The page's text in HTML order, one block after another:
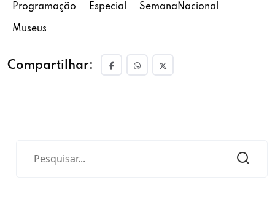
Programação Especial SemanaNacional
Museus
Compartilhar: